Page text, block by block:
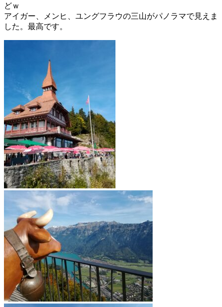
どｗ
アイガー、メンヒ、ユングフラウの三山がパノラマで見えま
した。最高です。